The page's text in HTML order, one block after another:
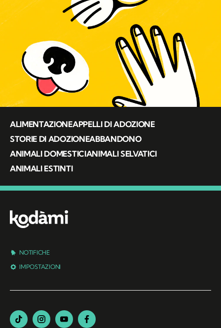
ALIMENTAZIONEAPPELLI DI ADOZIONE
STORIE DI ADOZIONEABBANDONO
ANIMALI DOMESTICIANIMALI SELVATICI
ANIMALI ESTINTI
NOTIFICHE
IMPOSTAZIONI